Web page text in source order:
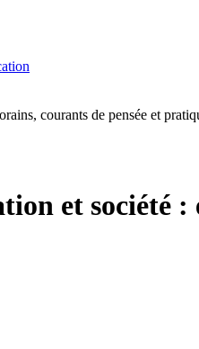
courants de pensée et
et société :